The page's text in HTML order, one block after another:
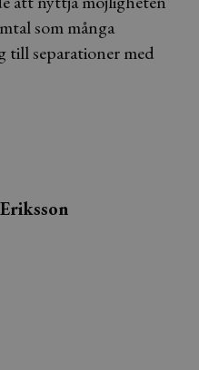
som många
till separationer med